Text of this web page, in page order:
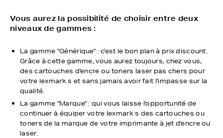
Vous aurez la possibilité de choisir entre deux
niveaux de gammes :
La gamme "Générique" : c'est le bon plan à prix discount.
Grâce à cette gamme, vous aurez toujours, chez vous,
des cartouches d'encre ou toners laser pas chers pour
votre lexmark s et sans jamais avoir fait l'impasse sur la
qualité.
La gamme "Marque" : qui vous laisse l'opportunité de
continuer à équiper votre lexmark s des cartouches ou
toners de la marque de votre imprimante à jet d'encre ou
laser.